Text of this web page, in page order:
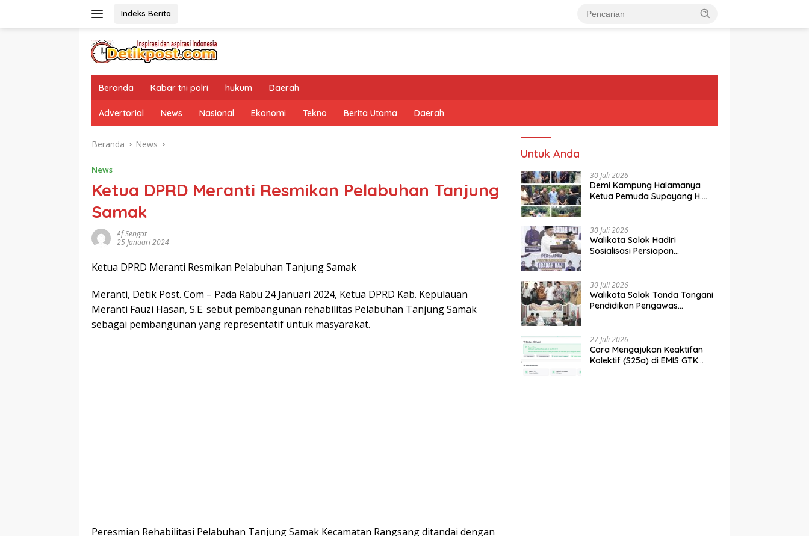
Indeks Berita
Beranda Kabar tni polri hukum Daerah
Advertorial News Nasional Ekonomi Tekno Berita Utama Daerah
Beranda News
News
Ketua DPRD Meranti Resmikan Pelabuhan Tanjung
Samak
Af Sengat
25 Januari 2024
Ketua DPRD Meranti Resmikan Pelabuhan Tanjung Samak
Meranti, Detik Post. Com – Pada Rabu 24 Januari 2024, Ketua DPRD Kab. Kepulauan
Meranti Fauzi Hasan, S.E. sebut pembangunan rehabilitas Pelabuhan Tanjung Samak
sebagai pembangunan yang representatif untuk masyarakat.
Peresmian Rehabilitasi Pelabuhan Tanjung Samak Kecamatan Rangsang ditandai dengan
Untuk Anda
30 Juli 2026
Demi Kampung Halamanya
Ketua Pemuda Supayang H.
Simpang Tabek Menuju
Supayang
30 Juli 2026
Walikota Solok Hadiri
Sosialisasi Persiapan
30 Juli 2026
Walikota Solok Tanda Tangani
Pendidikan Pengawas
27 Juli 2026
Cara Mengajukan Keaktifan
Kolektif (S25a) di EMIS GTK